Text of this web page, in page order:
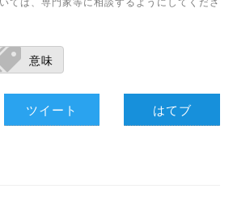
意味
ツイート はてブ